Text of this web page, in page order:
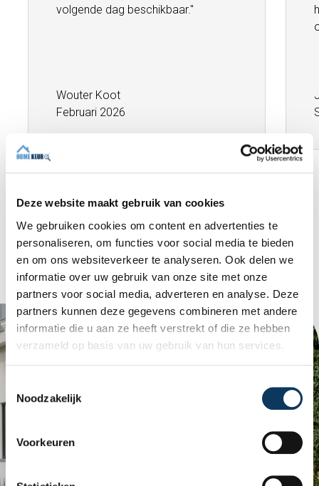
Deze website maakt gebruik van cookies
We gebruiken cookies om content en advertenties te
personaliseren, om functies voor social media te bieden
en om ons websiteverkeer te analyseren. Ook delen we
informatie over uw gebruik van onze site met onze
partners voor social media, adverteren en analyse. Deze
partners kunnen deze gegevens combineren met andere
informatie die u aan ze heeft verstrekt of die ze hebben
verzameld op basis van uw gebruik van hun services.
o
Noodzakelijk
Voorkeuren
volgende dag beschikbaar.''
Wouter Koot
Februari 2026
Maak een afspraak
Bekijk diensten